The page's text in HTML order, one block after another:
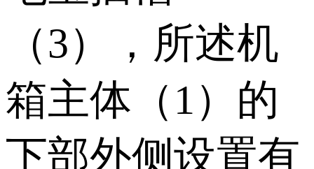
（3），所述机
箱主体（1）的
下部外侧设置有